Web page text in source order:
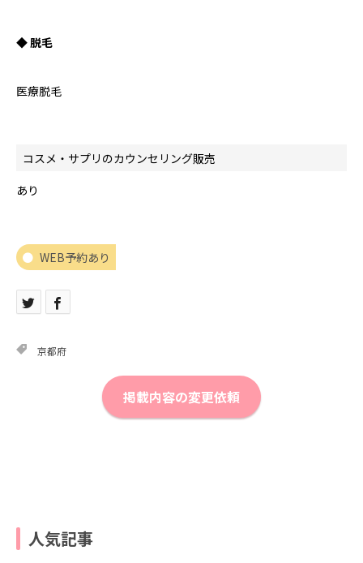
◆ 脱毛
医療脱毛
コスメ・サプリのカウンセリング販売
あり
WEB予約あり
京都府
掲載内容の変更依頼
人気記事